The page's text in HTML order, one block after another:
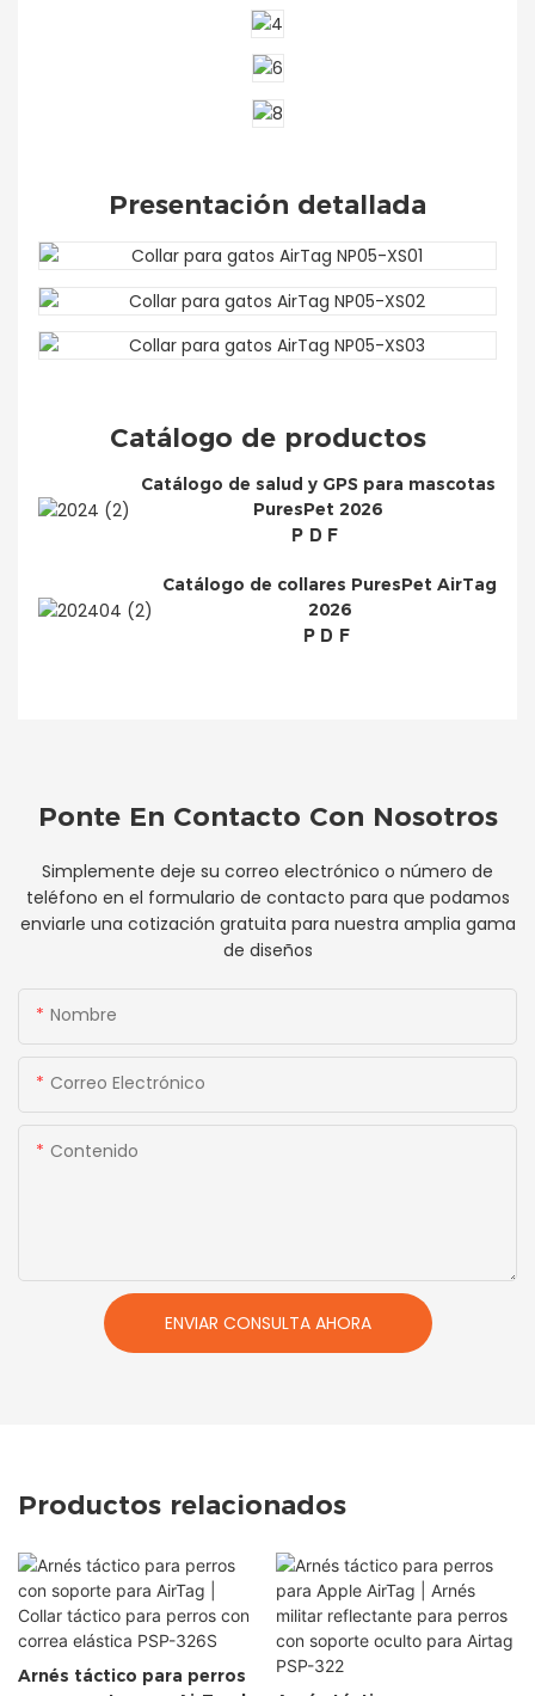
Presentación detallada
Catálogo de productos
Catálogo de salud y GPS para mascotas
PuresPet 2026
PDF
Catálogo de collares PuresPet AirTag
2026
PDF
Ponte En Contacto Con Nosotros
Simplemente deje su correo electrónico o número de
teléfono en el formulario de contacto para que podamos
enviarle una cotización gratuita para nuestra amplia gama
de diseños
Nombre
Correo Electrónico
Contenido
ENVIAR CONSULTA AHORA
Productos relacionados
Arnés táctico para perros